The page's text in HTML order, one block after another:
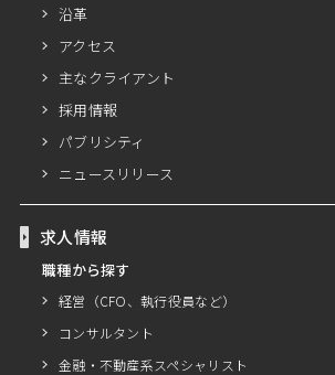
沿革
アクセス
主なクライアント
採用情報
パブリシティ
ニュースリリース
求人情報
職種から探す
経営（CFO、執行役員など）
コンサルタント
金融・不動産系スペシャリスト